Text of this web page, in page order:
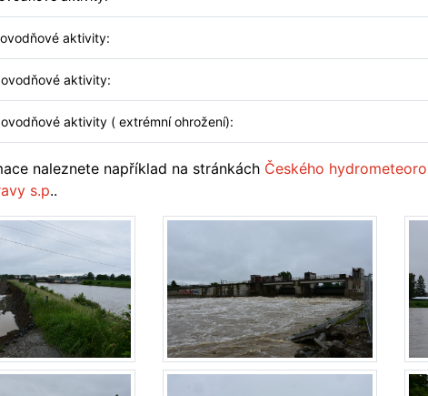
aktivity:
aktivity:
aktivity ( extrémní ohrožení):
naleznete například na stránkách Českého
s.p..